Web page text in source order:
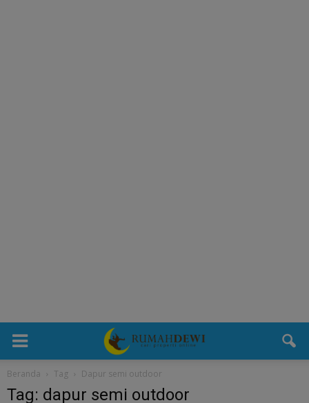
Beranda Tag Dapur semi outdoor
Tag: dapur semi outdoor